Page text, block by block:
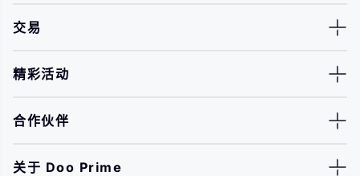
交易
精彩活动
合作伙伴
关于 Doo Prime